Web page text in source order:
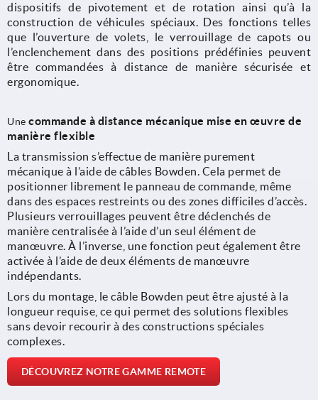
dispositifs de pivotement et de rotation ainsi qu’à la
construction de véhicules spéciaux. Des fonctions telles
que l’ouverture de volets, le verrouillage de capots ou
l’enclenchement dans des positions prédéfinies peuvent
être commandées à distance de manière sécurisée et
ergonomique.
Une commande à distance mécanique mise en œuvre de
manière flexible
La transmission s’effectue de manière purement
mécanique à l’aide de câbles Bowden. Cela permet de
positionner librement le panneau de commande, même
dans des espaces restreints ou des zones difficiles d’accès.
Plusieurs verrouillages peuvent être déclenchés de
manière centralisée à l’aide d’un seul élément de
manœuvre. À l’inverse, une fonction peut également être
activée à l’aide de deux éléments de manœuvre
indépendants.
Lors du montage, le câble Bowden peut être ajusté à la
longueur requise, ce qui permet des solutions flexibles
sans devoir recourir à des constructions spéciales
complexes.
DÉCOUVREZ NOTRE GAMME REMOTE